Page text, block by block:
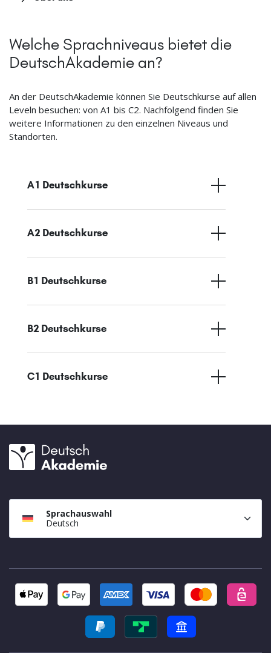
Welche Sprachniveaus bietet die
DeutschAkademie an?
An der DeutschAkademie können Sie Deutschkurse auf allen
Leveln besuchen: von A1 bis C2. Nachfolgend finden Sie
weitere Informationen zu den einzelnen Niveaus und
Standorten.
A1 Deutschkurse
A2 Deutschkurse
B1 Deutschkurse
B2 Deutschkurse
C1 Deutschkurse
Sprachauswahl
Deutsch